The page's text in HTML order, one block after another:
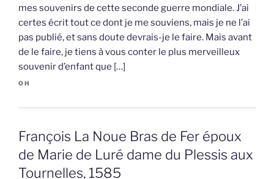
mes souvenirs de cette seconde guerre mondiale. J’ai
certes écrit tout ce dont je me souviens, mais je ne l’ai
pas publié, et sans doute devrais-je le faire. Mais avant
de le faire, je tiens à vous conter le plus merveilleux
souvenir d’enfant que […]
OH
François La Noue Bras de Fer époux
de Marie de Luré dame du Plessis aux
Tournelles, 1585